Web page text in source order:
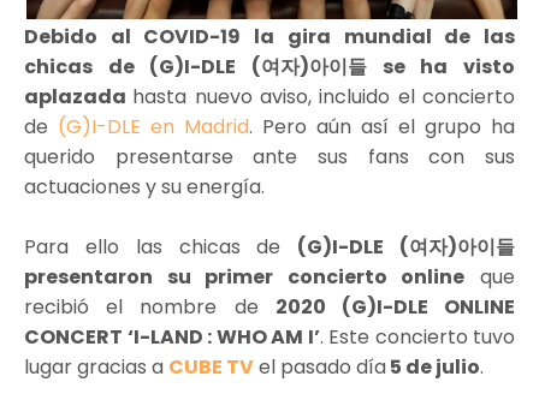
Debido al COVID-19 la gira mundial de las
chicas de (G)I-DLE (여자)아이들 se ha visto
aplazada hasta nuevo aviso, incluido el concierto
de (G)I-DLE en Madrid. Pero aún así el grupo ha
querido presentarse ante sus fans con sus
actuaciones y su energía.
Para ello las chicas de (G)I-DLE (여자)아이들
presentaron su primer concierto online que
recibió el nombre de 2020 (G)I-DLE ONLINE
CONCERT ‘I-LAND : WHO AM I’. Este concierto tuvo
lugar gracias a CUBE TVel pasado día5 de julio.